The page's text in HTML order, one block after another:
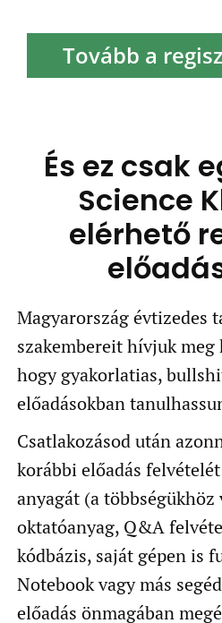
Tovább a
És ez csak
Science
elérhető
Magyarország évtizedes
szakembereit hívjuk
hogy gyakorlatias,
előadásokban
Csatlakozásod után
korábbi előadás
anyagát (a
oktatóanyag, Q&A
kódbázis, saját gépen is
Notebook vagy más
előadás önmagában